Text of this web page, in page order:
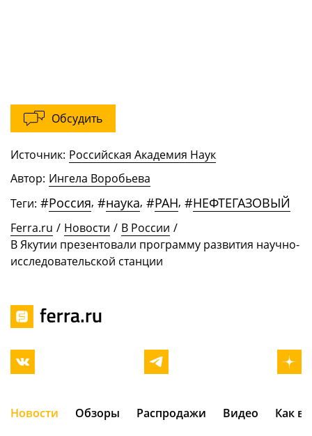
Обсудить
Источник: Российская Академия Наук
Автор: Ингела Воробьева
Теги: #Россия, #наука, #РАН, #НЕФТЕГАЗОВЫЙ
Ferra.ru / Новости / В России /
В Якутии презентовали программу развития научно-
исследовательской станции
Новости Обзоры Распродажи Видео Как